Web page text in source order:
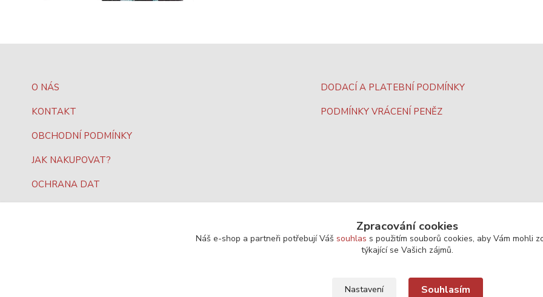
O NÁS
KONTAKT
OBCHODNÍ PODMÍNKY
JAK NAKUPOVAT?
OCHRANA DAT
DODACÍ A PLATEBNÍ PODMÍNKY
PODMÍNKY VRÁCENÍ PENĚZ
Zpracování cookies
Náš e-shop a partneři potřebují Váš souhlas s použitím souborů cookies, aby Vám mohli
týkající se Vašich zájmů.
Nastavení Souhlasím